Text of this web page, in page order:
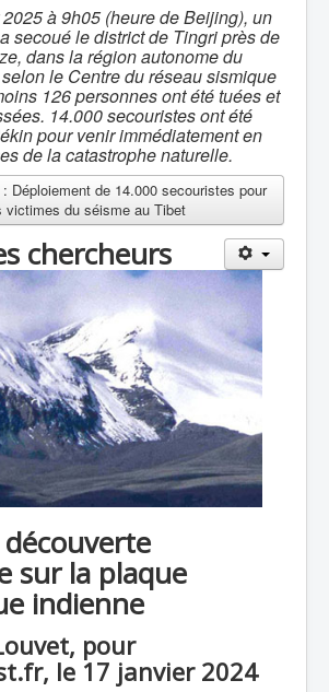
à 9h05 (heure de Beijing), un
secoué le district de Tingri près de
dans la région autonome du
le Centre du réseau sismique
126 personnes ont été tuées et
14.000 secouristes ont été
pour venir immédiatement en
de la catastrophe naturelle.
Déploiement de 14.000 secouristes pour
victimes du séisme au Tibet
chercheurs
sur la plaque
indienne
pour
le 17 janvier 2024